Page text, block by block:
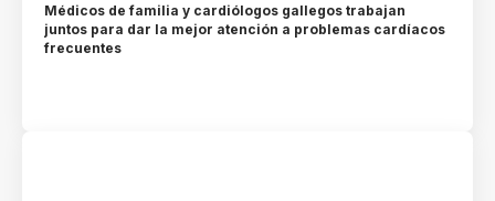
Médicos de familia y cardiólogos gallegos trabajan
juntos para dar la mejor atención a problemas cardíacos
frecuentes